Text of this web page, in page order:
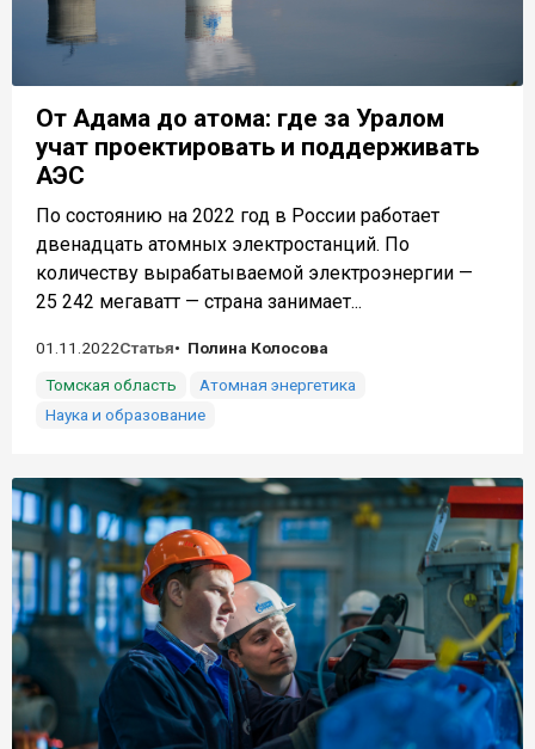
От Адама до атома: где за Уралом
учат проектировать и поддерживать
АЭС
По состоянию на 2022 год в России работает
двенадцать атомных электростанций. По
количеству вырабатываемой электроэнергии —
25 242 мегаватт — страна занимает...
01.11.2022Статья
Полина Колосова
Томская область
Атомная энергетика
Наука и образование